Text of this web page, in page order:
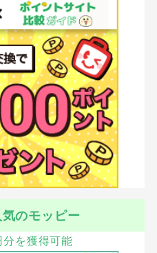
のモッピー
を獲得可能